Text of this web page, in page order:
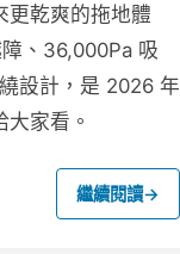
更乾爽的拖地體
、36,000Pa 吸
設計，是 2026 年
家看。
繼續閱讀→